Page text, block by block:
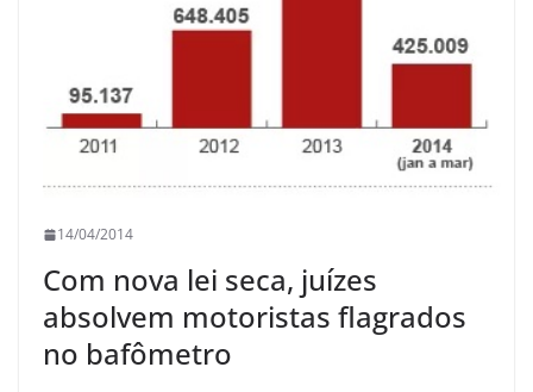
14/04/2014
Com nova lei seca, juízes
absolvem motoristas flagrados
no bafômetro